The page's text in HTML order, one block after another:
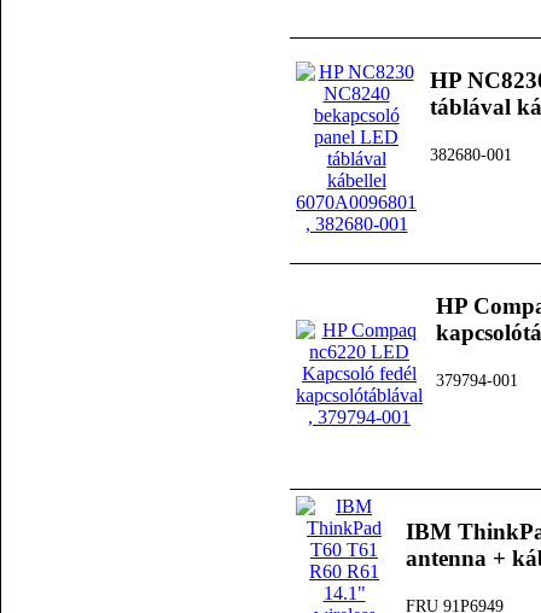
HP
táblával
382680-001
HP
379794-001
IBM
antenna +
FRU 91P6949